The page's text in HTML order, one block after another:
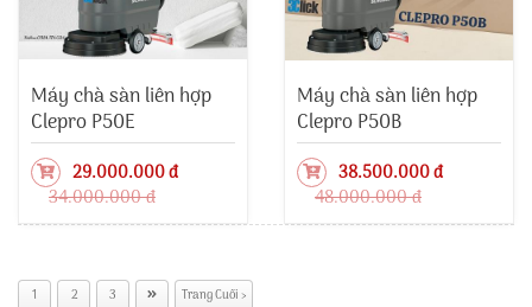
Máy chà sàn liên hợp
Clepro P50E
29.000.000 đ
34.000.000 đ
Máy chà sàn liên hợp
Clepro P50B
38.500.000 đ
48.000.000 đ
1 2 3 Trang Cuối ›